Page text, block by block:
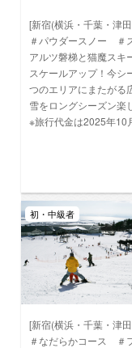
[新宿(横浜・千葉・津
＃パウダースノー ＃
アルツ磐梯と猫魔スキ
スケールアップ！今シ
つのエリアにまたがる
雪をロングシーズン楽
※旅行代金は2025年10
初・中級者
[新宿(横浜・千葉・津
＃なだらかコース ＃